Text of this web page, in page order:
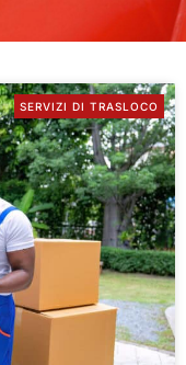
SERVIZI DI TRASLOCO